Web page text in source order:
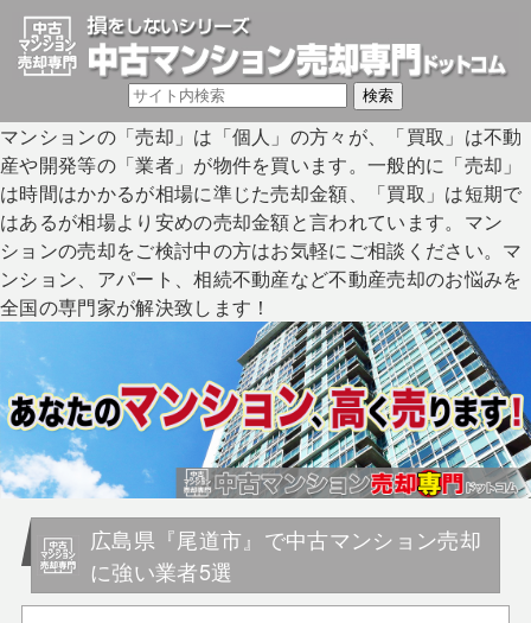
マンションの「売却」は「個人」の方々が、「買取」は不動
産や開発等の「業者」が物件を買います。一般的に「売却」
は時間はかかるが相場に準じた売却金額、「買取」は短期で
はあるが相場より安めの売却金額と言われています。マン
ションの売却をご検討中の方はお気軽にご相談ください。マ
ンション、アパート、相続不動産など不動産売却のお悩みを
全国の専門家が解決致します！
広島県『尾道市』で中古マンション売却
に強い業者5選